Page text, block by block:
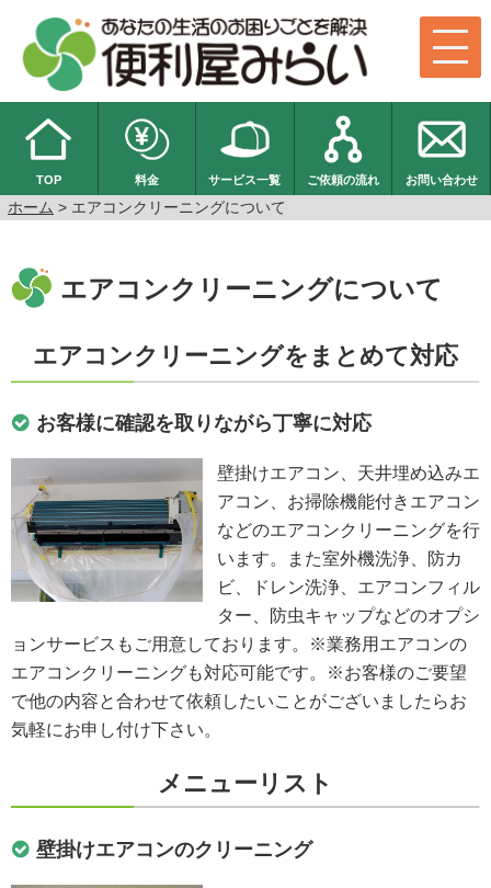
TOP 料金 サービス一覧 ご依頼の流れ お問い合わせ
ホーム > エアコンクリーニングについて
エアコンクリーニングについて
エアコンクリーニングをまとめて対応
お客様に確認を取りながら丁寧に対応
壁掛けエアコン、天井埋め込みエ
アコン、お掃除機能付きエアコン
などのエアコンクリーニングを行
います。また室外機洗浄、防カ
ビ、ドレン洗浄、エアコンフィル
ター、防虫キャップなどのオプシ
ョンサービスもご用意しております。※業務用エアコンの
エアコンクリーニングも対応可能です。※お客様のご要望
で他の内容と合わせて依頼したいことがございましたらお
気軽にお申し付け下さい。
メニューリスト
壁掛けエアコンのクリーニング